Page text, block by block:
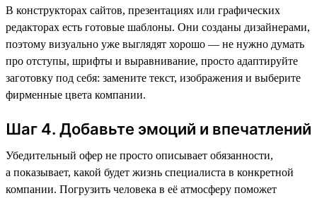
В конструкторах сайтов, презентациях или графических
редакторах есть готовые шаблоны. Они созданы дизайнерами,
поэтому визуально уже выглядят хорошо — не нужно думать
про отступы, шрифты и выравнивание, просто адаптируйте
заготовку под себя: замените текст, изображения и выберите
фирменные цвета компании.
Шаг 4. Добавьте эмоций и впечатлений
Убедительный офер не просто описывает обязанности,
а показывает, какой будет жизнь специалиста в конкретной
компании. Погрузить человека в её атмосферу поможет